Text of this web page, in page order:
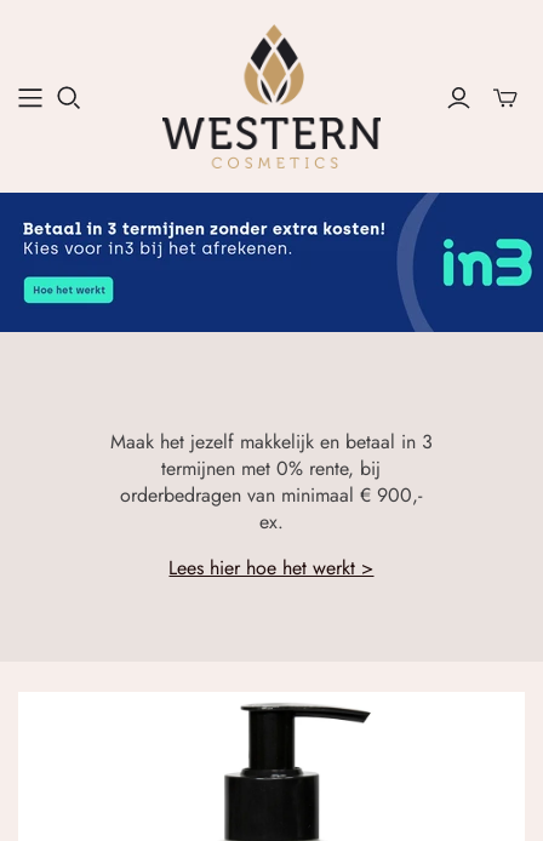
Maak het jezelf makkelijk en betaal in 3
termijnen met 0% rente, bij
orderbedragen van minimaal € 900,-
ex.
Lees hier hoe het werkt >